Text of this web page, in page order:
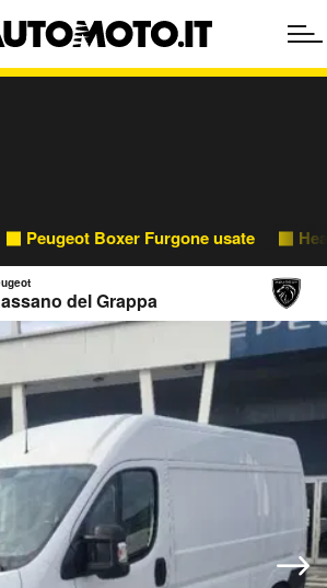
Peugeot Boxer Furgone usate
del Grappa